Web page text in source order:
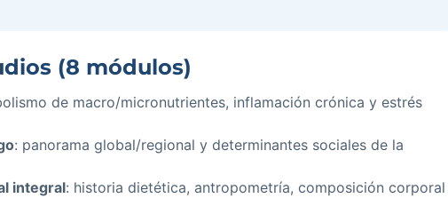
(8 módulos)
de macro/micronutrientes, inflamación crónica y estrés
: panorama global/regional y determinantes sociales de la
integral: historia dietética, antropometría, composición corporal